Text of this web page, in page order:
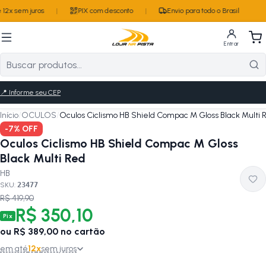
sem juros PIX com desconto Envio para todo o Brasil
Entrar
📍 Informe seu CEP
Início/OCULOS/Oculos Ciclismo HB Shield Compac M Gloss Black Multi
-7% OFF
Oculos Ciclismo HB Shield Compac M Gloss
Black Multi Red
HB
SKU: 23477
R$ 419,90
Pix R$ 350,10
ou R$ 389,00 no cartão
em até12xsem juros